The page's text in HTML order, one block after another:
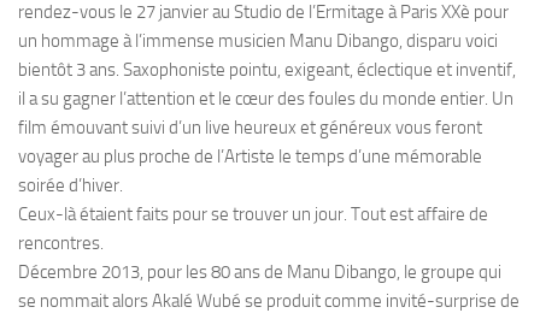
rendez-vous le 27 janvier au Studio de l’Ermitage à Paris XXè pour
un hommage à l’immense musicien Manu Dibango, disparu voici
bientôt 3 ans. Saxophoniste pointu, exigeant, éclectique et inventif,
il a su gagner l’attention et le cœur des foules du monde entier. Un
film émouvant suivi d’un live heureux et généreux vous feront
voyager au plus proche de l’Artiste le temps d’une mémorable
soirée d’hiver.
Ceux-là étaient faits pour se trouver un jour. Tout est affaire de
rencontres.
Décembre 2013, pour les 80 ans de Manu Dibango, le groupe qui
se nommait alors Akalé Wubé se produit comme invité-surprise de